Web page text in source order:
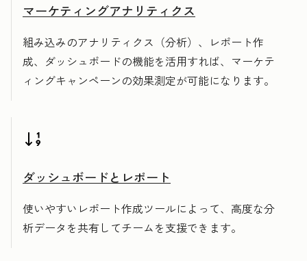
マーケティングアナリティクス
組み込みのアナリティクス（分析）、レポート作
成、ダッシュボードの機能を活用すれば、マーケテ
ィングキャンペーンの効果測定が可能になります。
ダッシュボードとレポート
使いやすいレポート作成ツールによって、高度な分
析データを共有してチームを支援できます。